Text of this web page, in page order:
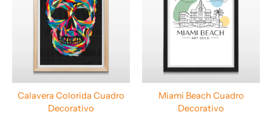
Calavera Colorida Cuadro
Decorativo
Miami Beach Cuadro
Decorativo